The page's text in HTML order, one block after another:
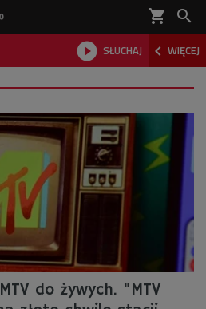
shopping_cart 
 SŁUCHAJ  WIĘCEJ

do żywych. "MTV